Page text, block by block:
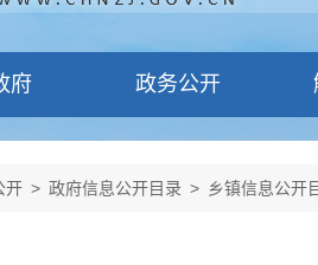
府 政务公开
开 > 政府信息公开目录 > 乡镇信息公开